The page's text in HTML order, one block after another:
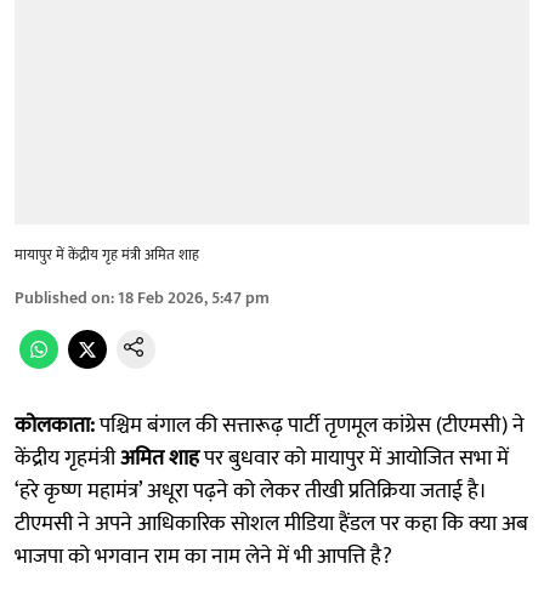
मायापुर में केंद्रीय गृह मंत्री अमित शाह
Published on:18 Feb 2026, 5:47 pm
कोलकाता:पश्चिम बंगाल की सत्तारूढ़ पार्टी तृणमूल कांग्रेस (टीएमसी) ने
केंद्रीय गृहमंत्रीअमित शाहपर बुधवार को मायापुर में आयोजित सभा में
‘हरे कृष्ण महामंत्र’ अधूरा पढ़ने को लेकर तीखी प्रतिक्रिया जताई है।
टीएमसी ने अपने आधिकारिक सोशल मीडिया हैंडल पर कहा कि क्या अब
भाजपा को भगवान राम का नाम लेने में भी आपत्ति है?